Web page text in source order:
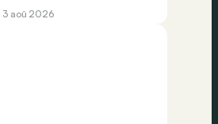
3 aoû 2026